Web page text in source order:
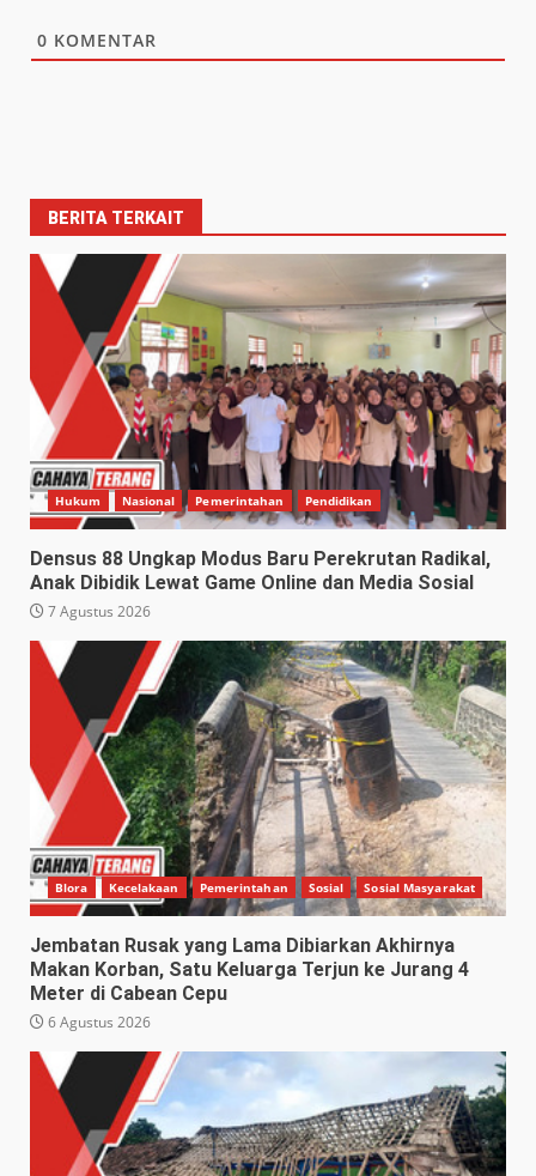
0 KOMENTAR
BERITA TERKAIT
Hukum Nasional Pemerintahan Pendidikan
Densus 88 Ungkap Modus Baru Perekrutan Radikal,
Anak Dibidik Lewat Game Online dan Media Sosial
7 Agustus 2026
Blora Kecelakaan Pemerintahan Sosial Sosial Masyarakat
Jembatan Rusak yang Lama Dibiarkan Akhirnya
Makan Korban, Satu Keluarga Terjun ke Jurang 4
Meter di Cabean Cepu
6 Agustus 2026